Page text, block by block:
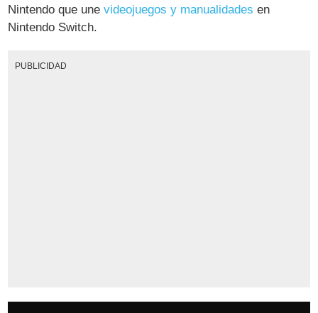
Nintendo que une videojuegos y manualidades en
Nintendo Switch.
PUBLICIDAD